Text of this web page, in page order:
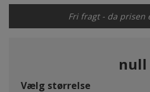
Fri fragt - da prisen
null
Vælg størrelse